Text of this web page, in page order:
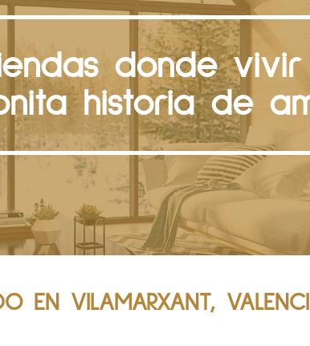
donde vivir
historia de
EN VILAMARXANT,